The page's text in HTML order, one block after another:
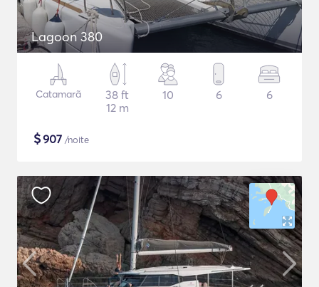
Lagoon 380
Catamarã
38 ft
12 m
10 6 6
$907 /noite